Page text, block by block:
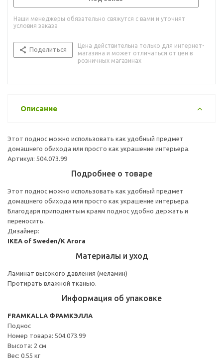
Наши менеджеры обязательно свяжутся с вами и уточнят
условия заказа
Поделиться
Цена действительна только для интернет-
магазина и может отличаться от цен в
розничных магазинах
Описание
Этот поднос можно использовать как удобный предмет
домашнего обихода или просто как украшение интерьера.
Артикул: 504.073.99
Подробнее о товаре
Этот поднос можно использовать как удобный предмет
домашнего обихода или просто как украшение интерьера.
Благодаря приподнятым краям поднос удобно держать и
переносить.
Дизайнер:
IKEA of Sweden/K Arora
Материалы и уход
Ламинат высокого давления (меламин)
Протирать влажной тканью.
Информация об упаковке
FRAMKALLA ФРАМКЭЛЛА
Поднос
Номер товара: 504.073.99
Высота: 2 см
Вес: 0.55 кг